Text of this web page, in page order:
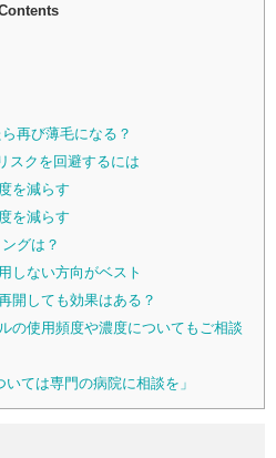
再び薄毛になる？
スクを回避するには
を減らす
を減らす
グは？
しない方向がベスト
開しても効果はある？
の使用頻度や濃度についてもご相談
ては専門の病院に相談を」